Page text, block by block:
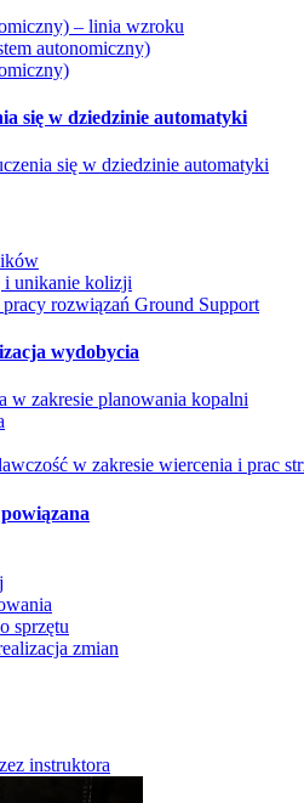
– linia wzroku
autonomiczny)
się w dziedzinie automatyki
się w dziedzinie automatyki
i unikanie kolizji
rozwiązań Ground Support
wydobycia
w zakresie planowania kopalni
w zakresie wiercenia i prac
sprzętu
zmian
instruktora